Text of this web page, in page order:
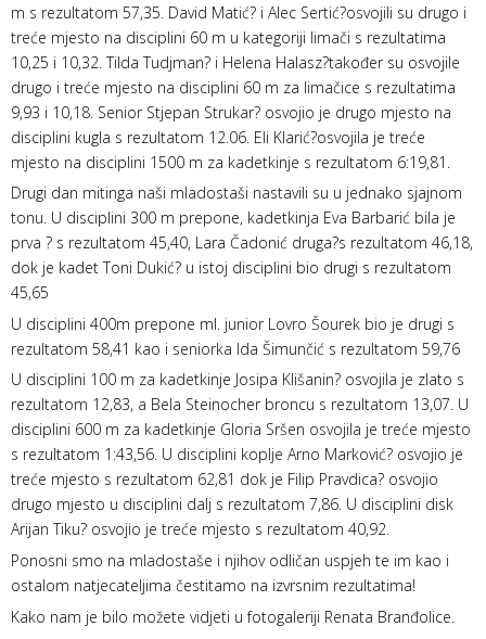
m s rezultatom 57,35. David Matić? i Alec Sertić?osvojili su drugo i
treće mjesto na disciplini 60 m u kategoriji limači s rezultatima
10,25 i 10,32. Tilda Tudjman? i Helena Halasz?također su osvojile
drugo i treće mjesto na disciplini 60 m za limačice s rezultatima
9,93 i 10,18. Senior Stjepan Strukar? osvojio je drugo mjesto na
disciplini kugla s rezultatom 12.06. Eli Klarić?osvojila je treće
mjesto na disciplini 1500 m za kadetkinje s rezultatom 6:19,81.
Drugi dan mitinga naši mladostaši nastavili su u jednako sjajnom
tonu. U disciplini 300 m prepone, kadetkinja Eva Barbarić bila je
prva ? s rezultatom 45,40, Lara Čadonić druga?s rezultatom 46,18,
dok je kadet Toni Dukić? u istoj disciplini bio drugi s rezultatom
45,65
U disciplini 400m prepone ml. junior Lovro Šourek bio je drugi s
rezultatom 58,41 kao i seniorka Ida Šimunčić s rezultatom 59,76
U disciplini 100 m za kadetkinje Josipa Klišanin? osvojila je zlato s
rezultatom 12,83, a Bela Steinocher broncu s rezultatom 13,07. U
disciplini 600 m za kadetkinje Gloria Sršen osvojila je treće mjesto
s rezultatom 1:43,56. U disciplini koplje Arno Marković? osvojio je
treće mjesto s rezultatom 62,81 dok je Filip Pravdica? osvojio
drugo mjesto u disciplini dalj s rezultatom 7,86. U disciplini disk
Arijan Tiku? osvojio je treće mjesto s rezultatom 40,92.
Ponosni smo na mladostaše i njihov odličan uspjeh te im kao i
ostalom natjecateljima čestitamo na izvrsnim rezultatima!
Kako nam je bilo možete vidjeti u fotogaleriji Renata Branđolice.